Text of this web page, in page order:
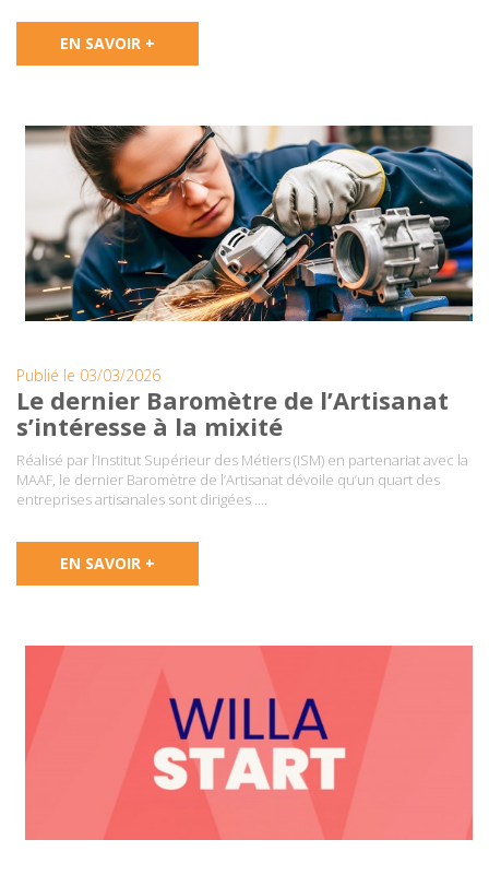
EN SAVOIR +
Publié le 03/03/2026
Le dernier Baromètre de l’Artisanat
s’intéresse à la mixité
Réalisé par l’Institut Supérieur des Métiers (ISM) en partenariat avec la
MAAF, le dernier Baromètre de l’Artisanat dévoile qu’un quart des
entreprises artisanales sont dirigées ….
EN SAVOIR +